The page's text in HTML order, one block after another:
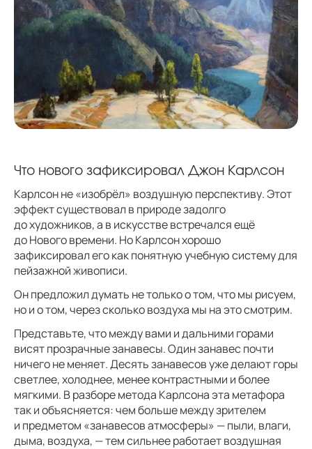
Что нового зафиксировал Джон Карлсон
Карлсон не «изобрёл» воздушную перспективу. Этот
эффект существовал в природе задолго
до художников, а в искусстве встречался ещё
до Нового времени. Но Карлсон хорошо
зафиксировал его как понятную учебную систему для
пейзажной живописи.
Он предложил думать не только о том, что мы рисуем,
но и о том, через сколько воздуха мы на это смотрим.
Представьте, что между вами и дальними горами
висят прозрачные занавесы. Один занавес почти
ничего не меняет. Десять занавесов уже делают горы
светлее, холоднее, менее контрастными и более
мягкими. В разборе метода Карлсона эта метафора
так и объясняется: чем больше между зрителем
и предметом «занавесов атмосферы» — пыли, влаги,
дыма, воздуха, — тем сильнее работает воздушная